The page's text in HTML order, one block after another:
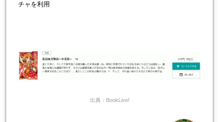
チャを利用
出典：BookLive!